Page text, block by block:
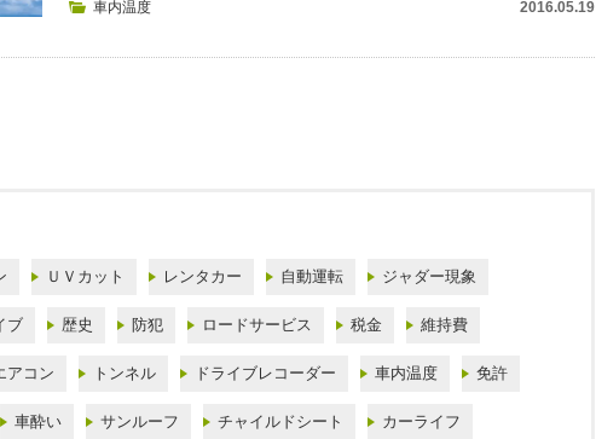
車内温度 2016.05.19
ＵＶカット レンタカー 自動運転 ジャダー現象
ブ 歴史 防犯 ロードサービス 税金 維持費
アコン トンネル ドライブレコーダー 車内温度 免許
車酔い サンルーフ チャイルドシート カーライフ